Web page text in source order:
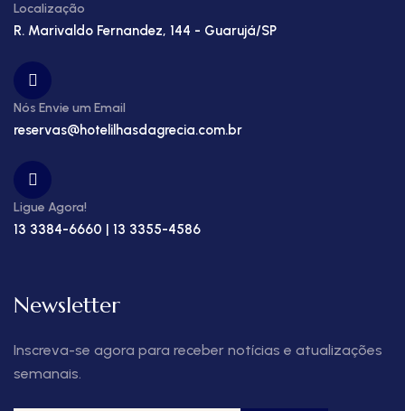
Localização
R. Marivaldo Fernandez, 144 - Guarujá/SP
Nós Envie um Email
reservas@hotelilhasdagrecia.com.br
Ligue Agora!
13 3384-6660 | 13 3355-4586
Newsletter
Inscreva-se agora para receber notícias e atualizações
semanais.